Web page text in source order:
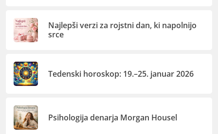
Najlepši verzi za rojstni dan, ki napolnijo
srce
Tedenski horoskop: 19.–25. januar 2026
Psihologija denarja Morgan Housel